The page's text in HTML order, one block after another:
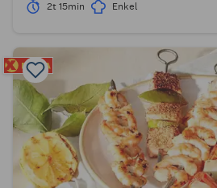
2t 15min Enkel